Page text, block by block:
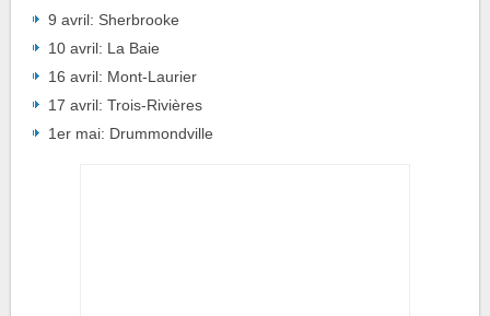
9 avril: Sherbrooke
10 avril: La Baie
16 avril: Mont-Laurier
17 avril: Trois-Rivières
1er mai: Drummondville